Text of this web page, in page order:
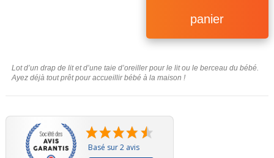
panier
Lot d’un drap de lit et d’une taie d’oreiller pour le lit ou le berceau du bébé.
Ayez déjà tout prêt pour accueillir bébé à la maison !
Basé sur 2 avis